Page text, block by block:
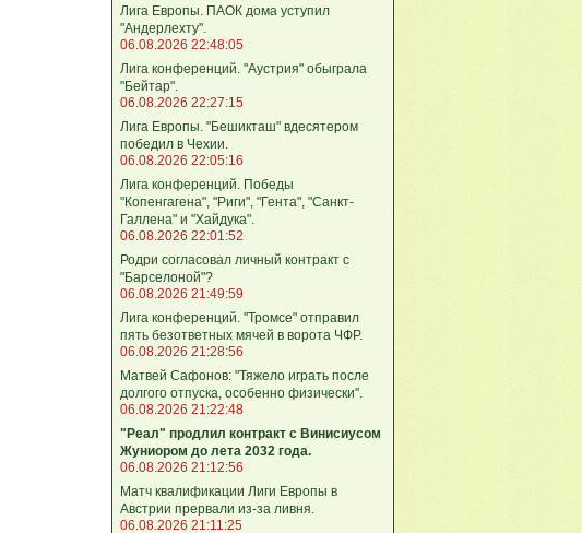
Лига Европы. ПАОК дома уступил
"Андерлехту".
06.08.2026 22:48:05
Лига конференций. "Аустрия" обыграла
"Бейтар".
06.08.2026 22:27:15
Лига Европы. "Бешикташ" вдесятером
победил в Чехии.
06.08.2026 22:05:16
Лига конференций. Победы
"Копенгагена", "Риги", "Гента", "Санкт-
Галлена" и "Хайдука".
06.08.2026 22:01:52
Родри согласовал личный контракт с
"Барселоной"?
06.08.2026 21:49:59
Лига конференций. "Тромсе" отправил
пять безответных мячей в ворота ЧФР.
06.08.2026 21:28:56
Матвей Сафонов: "Тяжело играть после
долгого отпуска, особенно физически".
06.08.2026 21:22:48
"Реал" продлил контракт с Винисиусом
Жуниором до лета 2032 года.
06.08.2026 21:12:56
Матч квалификации Лиги Европы в
Австрии прервали из-за ливня.
06.08.2026 21:11:25